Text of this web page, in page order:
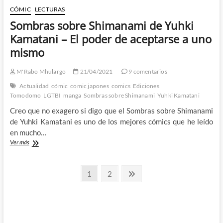
CÓMIC LECTURAS
Sombras sobre Shimanami de Yuhki
Kamatani – El poder de aceptarse a uno
mismo
M'Rabo Mhulargo 21/04/2021
9 comentarios
Actualidad cómic comic japones comics Ediciones
Tomodomo LGTBI manga Sombras sobre Shimanami Yuhki Kamatani
Creo que no exagero si digo que el Sombras sobre Shimanami
de Yuhki Kamatani es uno de los mejores cómics que he leído
en mucho…
Ver másSombras
Página
1 Página
2